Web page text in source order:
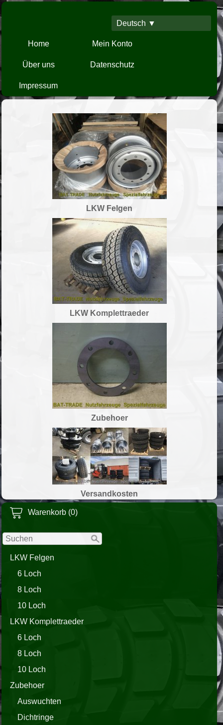
Deutsch ▼
Home Mein Konto
Über uns Datenschutz
Impressum
Warenkorb (0)
LKW Felgen
6 Loch
8 Loch
10 Loch
LKW Komplettraeder
6 Loch
8 Loch
10 Loch
Zubehoer
Auswuchten
Dichtringe
LKW Felgen
LKW Komplettraeder
Zubehoer
Versandkosten